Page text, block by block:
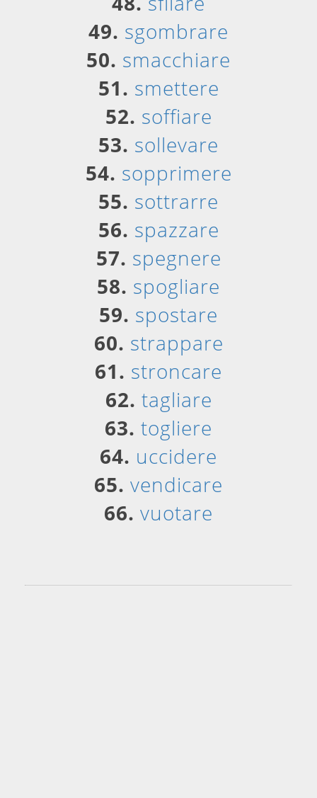
49. sgombrare
50. smacchiare
51. smettere
52. soffiare
53. sollevare
54. sopprimere
55. sottrarre
56. spazzare
57. spegnere
58. spogliare
59. spostare
60. strappare
61. stroncare
62. tagliare
63. togliere
64. uccidere
65. vendicare
66. vuotare